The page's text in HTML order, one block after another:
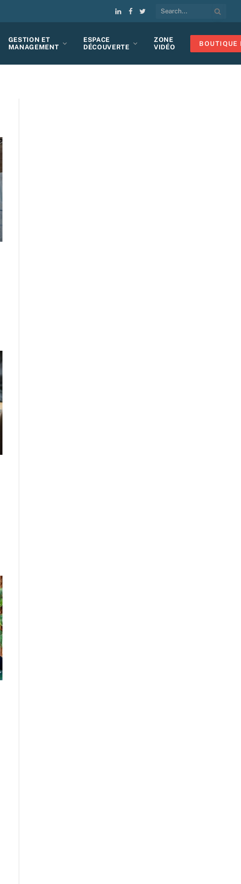
LinkedIn
Facebook
Twitter
GESTION ET
MANAGEMENT
ESPACE
DÉCOUVERTE
ZONE
VIDÉO
BOUTIQUE